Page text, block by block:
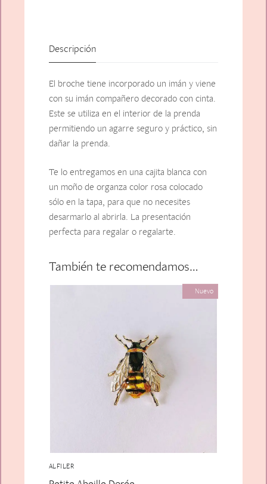
Descripción
El broche tiene incorporado un imán y viene
con su imán compañero decorado con cinta.
Este se utiliza en el interior de la prenda
permitiendo un agarre seguro y práctico, sin
dañar la prenda.
Te lo entregamos en una cajita blanca con
un moño de organza color rosa colocado
sólo en la tapa, para que no necesites
desarmarlo al abrirla. La presentación
perfecta para regalar o regalarte.
También te recomendamos…
ALFILER
Nuevo